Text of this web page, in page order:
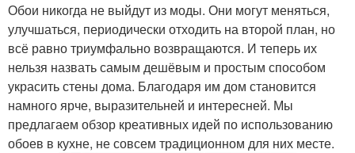
Обои никогда не выйдут из моды. Они могут меняться,
улучшаться, периодически отходить на второй план, но
всё равно триумфально возвращаются. И теперь их
нельзя назвать самым дешёвым и простым способом
украсить стены дома. Благодаря им дом становится
намного ярче, выразительней и интересней. Мы
предлагаем обзор креативных идей по использованию
обоев в кухне, не совсем традиционном для них месте.